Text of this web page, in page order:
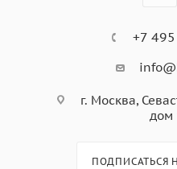
+7
г. Москва,
дом
ПОДПИСАТЬСЯ